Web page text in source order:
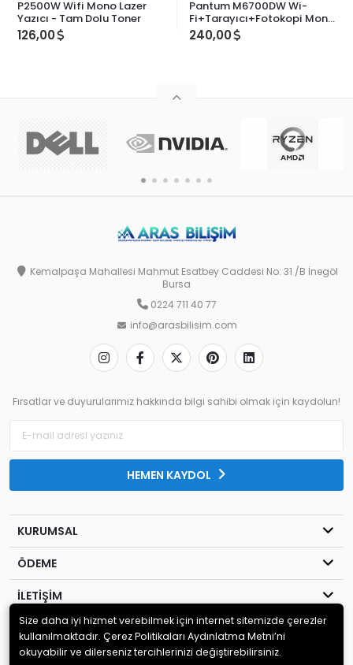
P2500W Wifi Mono Lazer
Yazıcı - Tam Dolu Toner
126,00
Pantum M6700DW Wi-
Fi+Tarayıcı+Fotokopi Mono
Çok Fonksiyonlu Lazer
Yazıcı
240,00
Kemalpaşa Mahallesi Mahmut Esatbey Caddesi No: 31 /B İnegöl
Bursa
0224 711 40 77
info@arasbilisim.com
Fırsatlar ve duyurularımız hakkında bilgi sahibi olmak için kaydolun!
HEMEN KAYDOL
KURUMSAL
ÖDEME
İLETİŞİM
© 2020Aras Bilişim. Tüm hakları saklıdır.
Size daha iyi hizmet verebilmek için internet sitemizde çerezler
kullanılmaktadır. Çerez Politikaları Aydınlatma Metni’ni
okuyabilir ve dilerseniz tercihlerinizi değiştirebilirsiniz.